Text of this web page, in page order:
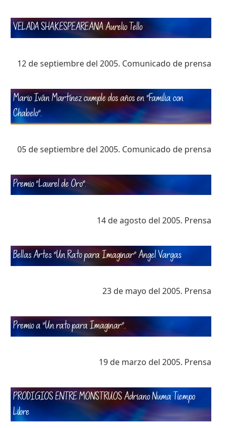
VELADA SHAKESPEAREANA Aurelio Tello
12 de septiembre del 2005. Comunicado de prensa
Mario Iván Martínez cumple dos años en "Familia con
Chabelo".
05 de septiembre del 2005. Comunicado de prensa
Premio "Laurel de Oro".
14 de agosto del 2005. Prensa
Bellas Artes "Un Rato para Imaginar" Angel Vargas
23 de mayo del 2005. Prensa
Premio a "Un rato para Imaginar".
19 de marzo del 2005. Prensa
PRODIGIOS ENTRE MONSTRUOS Adriano Numa Tiempo
Libre